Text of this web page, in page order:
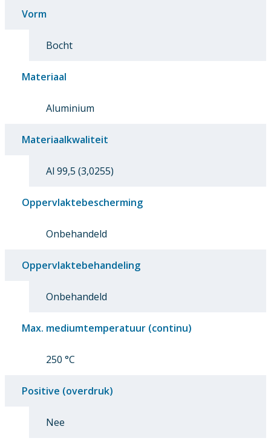
Vorm
Bocht
Materiaal
Aluminium
Materiaalkwaliteit
Al 99,5 (3,0255)
Oppervlaktebescherming
Onbehandeld
Oppervlaktebehandeling
Onbehandeld
Max. mediumtemperatuur (continu)
250 °C
Positive (overdruk)
Nee